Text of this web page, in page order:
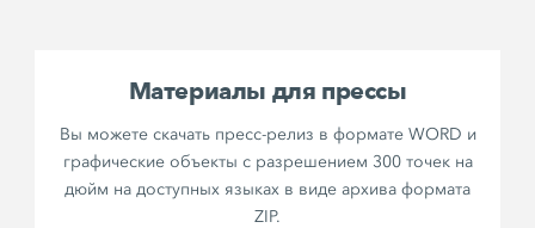
Материалы для прессы
Вы можете скачать пресс-релиз в формате WORD и
графические объекты с разрешением 300 точек на
дюйм на доступных языках в виде архива формата
ZIP.